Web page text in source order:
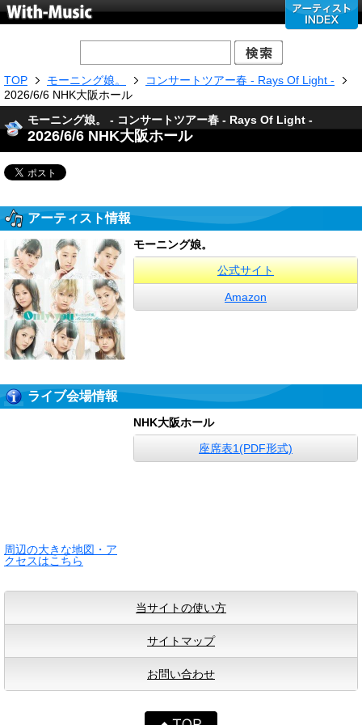
TOP モーニング娘。
コンサートツアー春 - Rays Of Light -
2026/6/6 NHK大阪ホール
モーニング娘。 - コンサートツアー春 - Rays Of Light -
2026/6/6 NHK大阪ホール
アーティスト情報
モーニング娘。
公式サイト
Amazon
ライブ会場情報
周辺の大きな地図・ア
クセスはこちら
NHK大阪ホール
座席表1(PDF形式)
当サイトの使い方
サイトマップ
お問い合わせ